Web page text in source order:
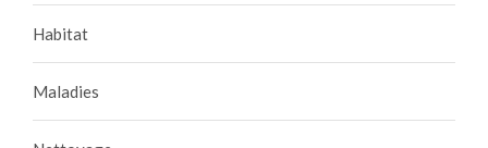
Habitat
Maladies